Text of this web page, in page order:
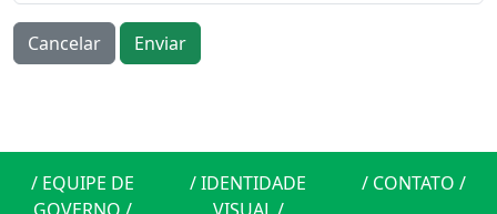
/ EQUIPE DE
/IDENTIDADE
/ CONTATO /